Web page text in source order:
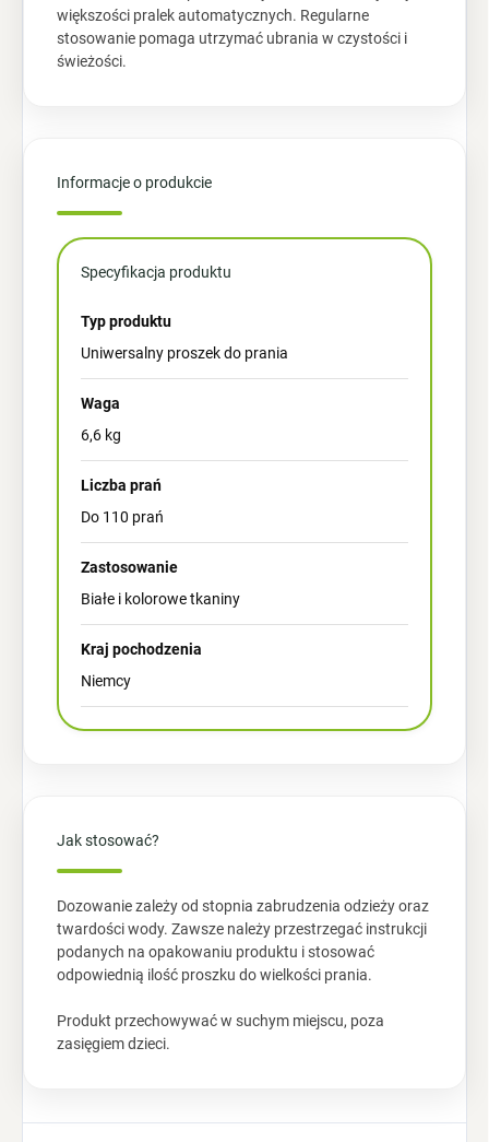
większości pralek automatycznych. Regularne
stosowanie pomaga utrzymać ubrania w czystości i
świeżości.
Informacje o produkcie
Specyfikacja produktu
Typ produktu
Uniwersalny proszek do prania
Waga
6,6 kg
Liczba prań
Do 110 prań
Zastosowanie
Białe i kolorowe tkaniny
Kraj pochodzenia
Niemcy
Jak stosować?
Dozowanie zależy od stopnia zabrudzenia odzieży oraz
twardości wody. Zawsze należy przestrzegać instrukcji
podanych na opakowaniu produktu i stosować
odpowiednią ilość proszku do wielkości prania.
Produkt przechowywać w suchym miejscu, poza
zasięgiem dzieci.